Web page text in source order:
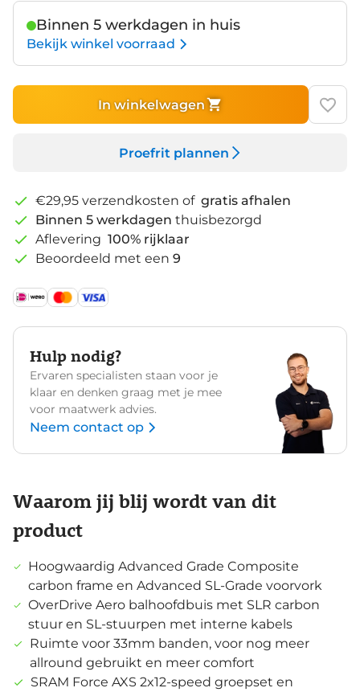
Binnen 5 werkdagen in huis
Bekijk winkel voorraad
In winkelwagen
Proefrit plannen
€29,95 verzendkosten of gratis afhalen
Binnen 5 werkdagen thuisbezorgd
Aflevering 100% rijklaar
Beoordeeld met een 9
Hulp nodig?
Ervaren specialisten staan voor je
klaar en denken graag met je mee
voor maatwerk advies.
Neem contact op
Waarom jij blij wordt van dit
product
Hoogwaardig Advanced Grade Composite
carbon frame en Advanced SL-Grade voorvork
OverDrive Aero balhoofdbuis met SLR carbon
stuur en SL-stuurpen met interne kabels
Ruimte voor 33mm banden, voor nog meer
allround gebruikt en meer comfort
SRAM Force AXS 2x12-speed groepset en